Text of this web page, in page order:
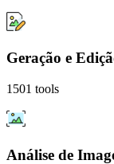
Geração e
1501 tools
Análise de